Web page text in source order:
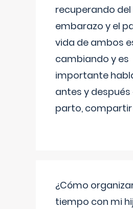
recuperando del
embarazo y el
vida de ambos
cambiando y es
importante
antes y después
parto, compartir
¿Cómo
tiempo con mi